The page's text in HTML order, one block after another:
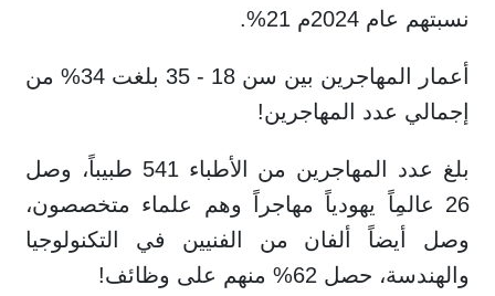
نسبتهم عام 2024م 21%.
أعمار المهاجرين بين سن 18 - 35 بلغت 34% من
إجمالي عدد المهاجرين!
بلغ عدد المهاجرين من الأطباء 541 طبيباً، وصل
26 عالمِاً يهودياً مهاجراً وهم علماء متخصصون،
وصل أيضاً ألفان من الفنيين في التكنولوجيا
والهندسة، حصل 62% منهم على وظائف!